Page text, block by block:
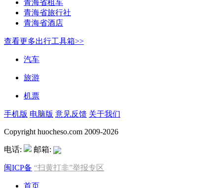
青海省租车
青海省旅行社
青海省酒店
查看更多出行工具箱>>
汽车
旅游
机票
手机版 电脑版 意见反馈 关于我们
Copyright huocheso.com 2009-2026
电话: 邮箱:
闽ICP备 “扫黄打非”举报专区
首页